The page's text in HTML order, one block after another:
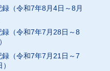
録（令和7年8月4日～8月
録（令和7年7月28日～8
録（令和7年7月21日～7